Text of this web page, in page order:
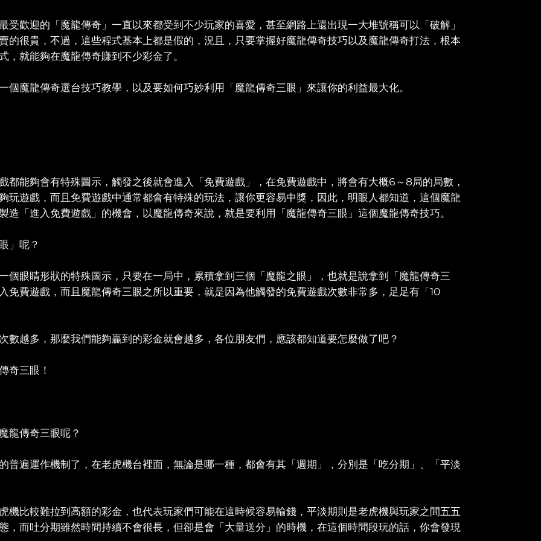
受歡迎的「魔龍傳奇」一直以來都受到不少玩家的喜愛，甚至網路上還出現一大堆號稱可以「破解」
的很貴，不過，這些程式基本上都是假的，況且，只要掌握好魔龍傳奇技巧以及魔龍傳奇打法，根本
，就能夠在魔龍傳奇賺到不少彩金了。
個魔龍傳奇選台技巧教學，以及要如何巧妙利用「魔龍傳奇三眼」來讓你的利益最大化。
都能夠會有特殊圖示，觸發之後就會進入「免費遊戲」，在免費遊戲中，將會有大概6～8局的局數，
玩遊戲，而且免費遊戲中通常都會有特殊的玩法，讓你更容易中獎，因此，明眼人都知道，這個魔龍
造「進入免費遊戲」的機會，以魔龍傳奇來說，就是要利用「魔龍傳奇三眼」這個魔龍傳奇技巧。
」呢？
個眼睛形狀的特殊圖示，只要在一局中，累積拿到三個「魔龍之眼」，也就是說拿到「魔龍傳奇三
免費遊戲，而且魔龍傳奇三眼之所以重要，就是因為他觸發的免費遊戲次數非常多，足足有「10
數越多，那麼我們能夠贏到的彩金就會越多，各位朋友們，應該都知道要怎麼做了吧？
奇三眼！
龍傳奇三眼呢？
普遍運作機制了，在老虎機台裡面，無論是哪一種，都會有其「週期」，分別是「吃分期」、「平淡
機比較難拉到高額的彩金，也代表玩家們可能在這時候容易輸錢，平淡期則是老虎機與玩家之間五五
，而吐分期雖然時間持續不會很長，但卻是會「大量送分」的時機，在這個時間段玩的話，你會發現